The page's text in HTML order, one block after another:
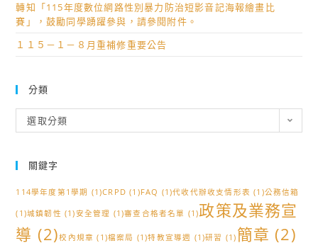
轉知「115年度數位網路性別暴力防治短影音記海報繪畫比
賽」，鼓勵同學踴躍參與，請參閱附件。
１１５－１－８月重補修重要公告
分類
類
選取分類
關鍵字
114學年度第1學期 (1)CRPD (1)FAQ (1)代收代辦收支情形表 (1)公務信箱
(1)城鎮韌性 (1)安全管理 (1)審查合格者名單 (1)政策及業務宣
導 (2)校內規章 (1)檔案局 (1)特教宣導週 (1)研習 (1) 簡章 (2)